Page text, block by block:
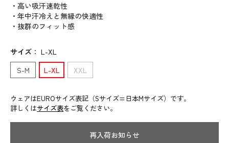
・高い吸汗速乾性
・年中汗冷えと無縁の快適性
・抜群のフィット感
サイズ ： L-XL
S-M
L-XL XXL
ウェアはEUROサイズ表記（Sサイズ=日本Mサイズ）です。
詳しくはサイズ表をご覧ください。
再入荷お知らせ